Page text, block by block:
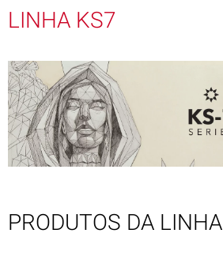
LINHA KS7
PRODUTOS DA LINHA